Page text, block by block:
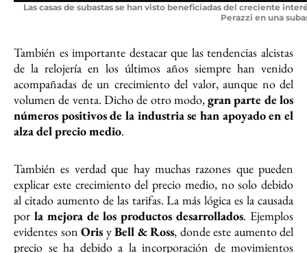
Las casas de subastas se han visto beneficiadas del creciente
Perazzi en una
También es importante destacar que las tendencias alcistas
de la relojería en los últimos años siempre han venido
acompañadas de un crecimiento del valor, aunque no del
volumen de venta. Dicho de otro modo,gran parte de los
números positivos de la industria se han apoyado en el
alza del precio medio.
También es verdad que hay muchas razones que pueden
explicar este crecimiento del precio medio, no solo debido
al citado aumento de las tarifas. La más lógica es la causada
por la mejora de los productos desarrollados. Ejemplos
evidentes son Oris yBell & Ross, donde este aumento del
precio se ha debido a la incorporación de movimientos